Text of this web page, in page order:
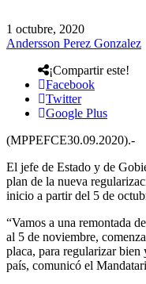
1 octubre, 2020
Andersson Perez Gonzalez
¡Compartir este!
Facebook
Twitter
Google Plus
(MPPEFCE30.09.2020).-
El jefe de Estado y de
plan de la nueva
inicio a partir del 5 de
“Vamos a una remontada
al 5 de noviembre,
placa, para regularizar bien
país, comunicó el